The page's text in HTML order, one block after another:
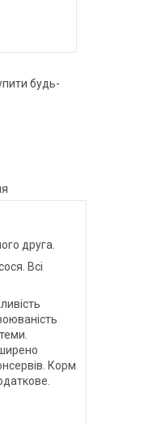
будь-
друга.
Всі
Корм